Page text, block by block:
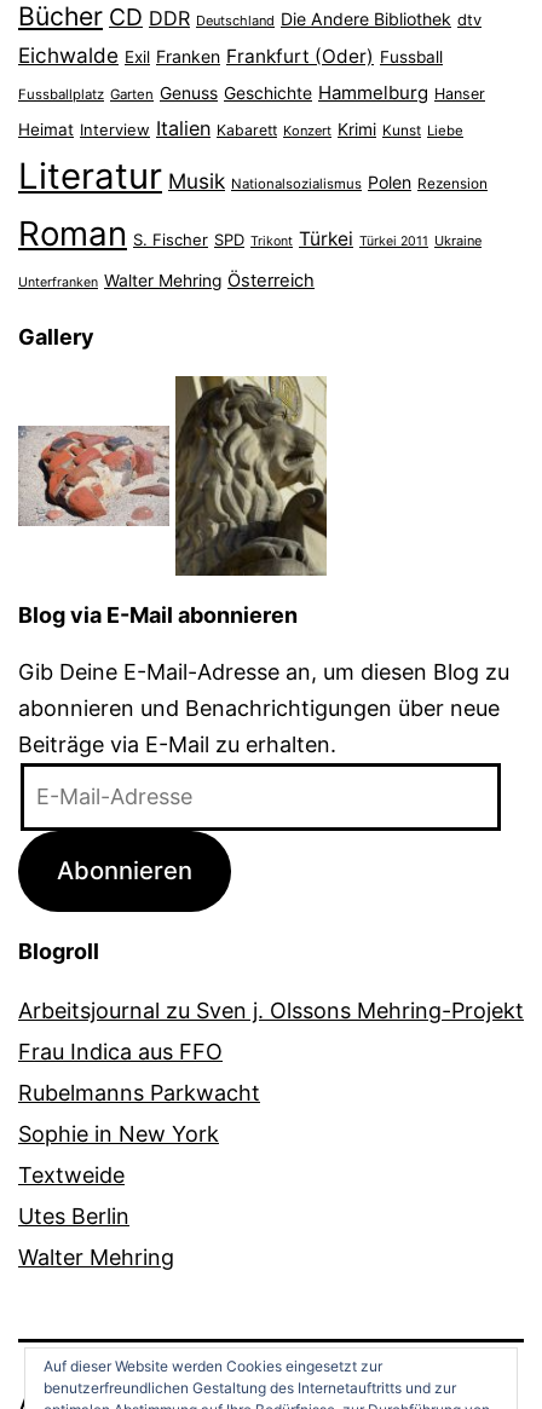
Bücher CD DDR Deutschland Die Andere Bibliothek dtv
Eichwalde Exil Franken Frankfurt (Oder) Fussball
Fussballplatz Garten Genuss Geschichte Hammelburg Hanser
Heimat Interview Italien Kabarett Konzert Krimi Kunst Liebe
Literatur Musik Nationalsozialismus Polen Rezension
Roman S. Fischer SPD Trikont Türkei Türkei 2011 Ukraine
Unterfranken Walter Mehring Österreich
Gallery
Blog via E-Mail abonnieren
Gib Deine E-Mail-Adresse an, um diesen Blog zu
abonnieren und Benachrichtigungen über neue
Beiträge via E-Mail zu erhalten.
Adresse
Abonnieren
Blogroll
Arbeitsjournal zu Sven j. Olssons Mehring-Projekt
Frau Indica aus FFO
Rubelmanns Parkwacht
Sophie in New York
Textweide
Utes Berlin
Walter Mehring
Auf dieser Website werden Cookies eingesetzt zur
benutzerfreundlichen Gestaltung des Internetauftritts und zur